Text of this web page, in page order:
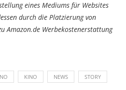
eines Mediums für Websites
durch die Platzierung von
Amazon.de Werbekostenerstattung
KINO NEWS STORY